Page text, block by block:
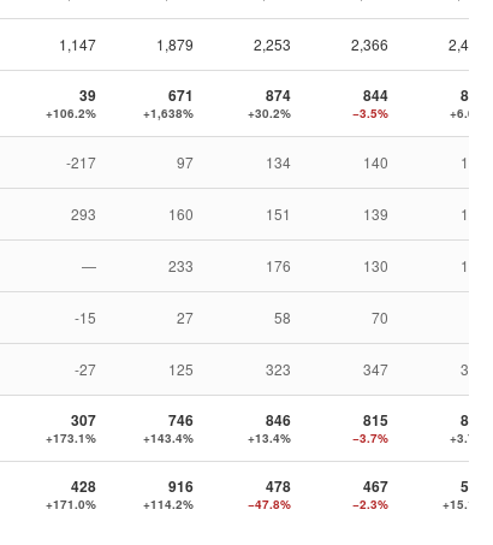
1,147 1,879 2,253 2,366 2,406
39
+106.2%
671
+1,638%
874
+30.2%
844
−3.5%
894
+6.0%
-217 97 134 140 138
293 160 151 139 144
— 233 176 130 120
-15 27 58 70
-27 125 323 347 381
307
+173.1%
746
+143.4%
846
+13.4%
815
−3.7%
846
+3.7%
428
+171.0%
916
+114.2%
478
−47.8%
467
−2.3%
538
+15.1%